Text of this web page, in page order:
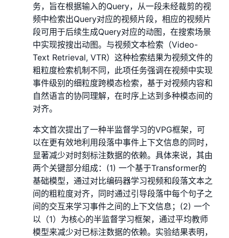
务，旨在根据输入的Query，从一段未经裁剪的视
频中检索出Query对应的视频片段，相应的视频片
段可用于后续生成Query对应的动图，在搜索场景
中实现按搜出动图。与视频文本检索（Video-
Text Retrieval, VTR）这种检索结果为视频文件的
粗粒度检索机制不同，此项任务强调在视频中实现
事件级别的细粒度跨模态检索，基于对视频内容和
自然语言的协同理解，在时序上达到多种模态间的
对齐。
本文首次提出了一种半监督学习的VPG框架，可
以在更有效地利用段落中事件上下文信息的同时，
显著减少对时刻标注数据的依赖。具体来说，其由
两个关键部分组成：(1) 一个基于Transformer的
基础模型，通过对比编码器学习视频和段落文本之
间的粗粒度对齐，同时通过引导段落中每个句子之
间的交互来学习事件之间的上下文信息；(2) 一个
以（1）为核心的半监督学习框架，通过平均教师
模型来减少对已标注数据的依赖。实验结果表明，